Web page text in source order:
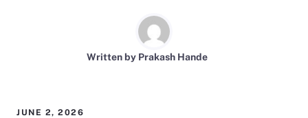
Written by Prakash Hande
JUNE 2, 2026